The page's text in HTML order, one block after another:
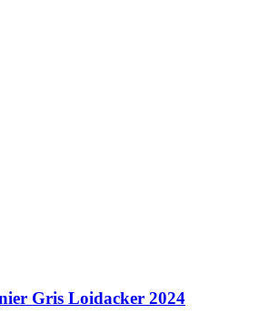
Gris Loidacker 2024